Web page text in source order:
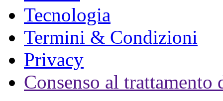
Tecnologia
Termini & Condizioni
Privacy
Consenso al trattamento